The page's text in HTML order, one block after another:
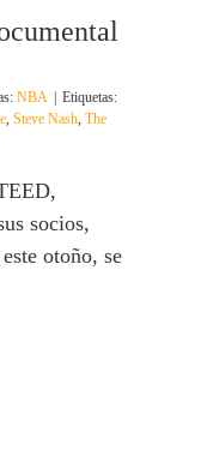
NBA
Etiquetas:
, Steve Nash, The
socios,
otoño, se